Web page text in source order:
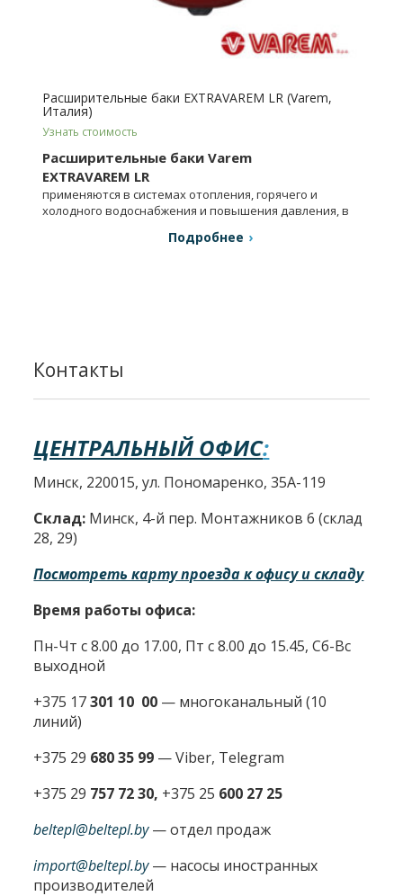
Расширительные баки EXTRAVAREM LR (Varem,
Италия)
Узнать стоимость
Расширительные баки Varem
EXTRAVAREM LR
применяются в системах отопления, горячего и
холодного водоснабжения и повышения давления, в
Подробнее
Контакты
ЦЕНТРАЛЬНЫЙ ОФИС:
Минск, 220015, ул. Пономаренко, 35А-119
Склад: Минск, 4-й пер. Монтажников 6 (склад
28, 29)
Посмотреть карту проезда к офису и складу
Время работы офиса:
Пн-Чт с 8.00 до 17.00, Пт с 8.00 до 15.45, Сб-Вс
выходной
+375 17301 10 00 — многоканальный (10
линий)
+375 29 680 35 99 — Viber, Telegram
+375 29 757 72 30, +375 25 600 27 25
beltepl@beltepl.by— отдел продаж
import@beltepl.by— насосы иностранных
производителей